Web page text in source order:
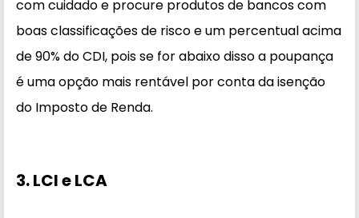
com cuidado e procure produtos de bancos com
boas classificações de risco e um percentual acima
de 90% do CDI, pois se for abaixo disso a poupança
é uma opção mais rentável por conta da isenção
do Imposto de Renda.
3. LCI e LCA